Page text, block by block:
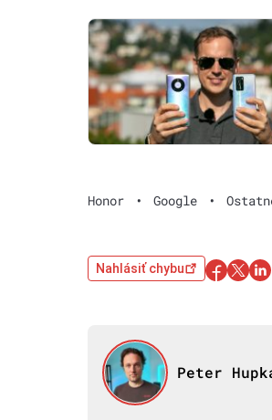
Honor • Google •
Nahlásiť chybu
Peter